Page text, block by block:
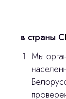
в страны
Мы
Продукция
Оплата и доставка
Контакты